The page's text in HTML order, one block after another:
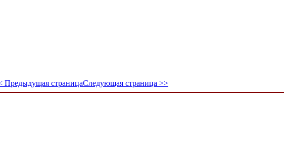
Предыдущая страницаСледующая страница >>